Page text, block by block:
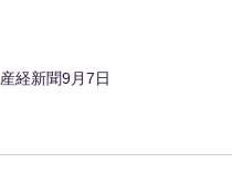
産経新聞9月7日